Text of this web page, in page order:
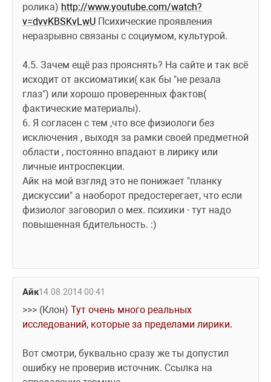
ролика) http://www.youtube.com/watch?
v=dvvKBSKvLwU Психические проявления
неразрывно связаны с социумом, культурой.
4.5. Зачем ещё раз прояснять? На сайте и так всё
исходит от аксиоматики( как бы "не резала
глаз") или хорошо проверенных фактов(
фактические материалы).
6. Я согласен с тем ,что все физиологи без
исключения , выходя за рамки своей предметной
области , постоянно впадают в лирику или
личные интроспекции.
Айк на мой взгляд это не понижает "планку
дискуссии" а наоборот предостерегает, что если
физиолог заговорил о мех. психики - тут надо
повышенная бдительность. :)
Айк14.08.2014 00:41
>>> (Клон) Тут очень много реальных
исследований, которые за пределами лирики.
Вот смотри, буквально сразу же ты допустил
ошибку не проверив источник. Ссылка на